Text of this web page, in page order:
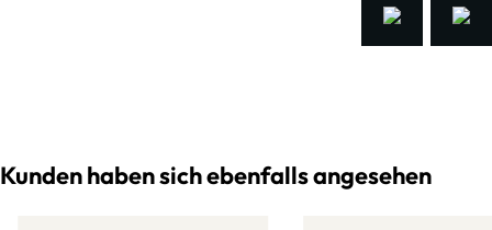
Kunden haben sich ebenfalls angesehen